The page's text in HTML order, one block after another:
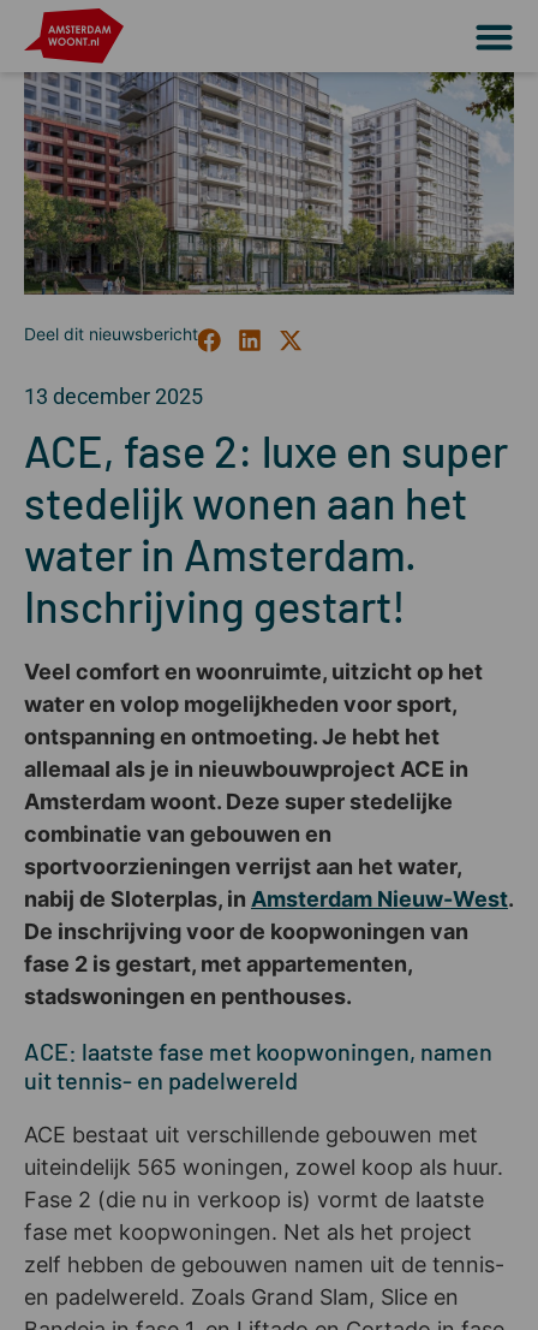
13 december 2025
ACE, fase 2: luxe en super
stedelijk wonen aan het
water in Amsterdam.
Inschrijving gestart!
Veel comfort en woonruimte, uitzicht op het
water en volop mogelijkheden voor sport,
ontspanning en ontmoeting. Je hebt het
allemaal als je in nieuwbouwproject ACE in
Amsterdam woont. Deze super stedelijke
combinatie van gebouwen en
sportvoorzieningen verrijst aan het water,
nabij de Sloterplas, in Amsterdam Nieuw-West.
De inschrijving voor de koopwoningen van
fase 2 is gestart, met appartementen,
stadswoningen en penthouses.
ACE: laatste fase met koopwoningen, namen
uit tennis- en padelwereld
ACE bestaat uit verschillende gebouwen met
uiteindelijk 565 woningen, zowel koop als huur.
Fase 2 (die nu in verkoop is) vormt de laatste
fase met koopwoningen. Net als het project
zelf hebben de gebouwen namen uit de tennis-
en padelwereld. Zoals Grand Slam, Slice en